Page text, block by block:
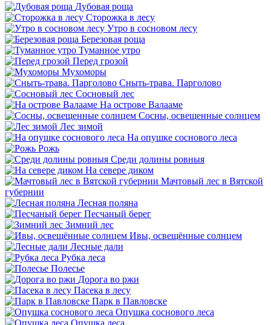
Дубовая роща
Сторожка в лесу
Утро в сосновом лесу
Березовая роща
Туманное утро
Перед грозой
Мухоморы
Сныть-трава. Парголово
Сосновый лес
На острове Валааме
Сосны, освещенные солнцем
Лес зимой
На опушке соснового леса
Рожь
Среди долины ровныя
На севере диком
Мачтовый лес в Вятской
губернии
Лесная поляна
Песчаный берег
Зимний лес
Ивы, освещённые солнцем
Лесные дали
Рубка леса
Полесье
Дорога во ржи
Пасека в лесу
Парк в Павловске
Опушка соснового леса
Опушка леса